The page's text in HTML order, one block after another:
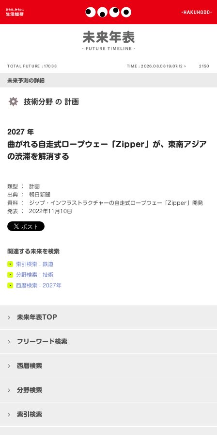
TOTAL FUTURE :17033 TIME :2026.08.08 19:07:12 > 2150
未来予測の詳細
技術分野 の 計画
2027 年
曲がれる自走式ロープウェー「Zipper」が、東南アジア
の渋滞を解消する
類型 ：
計画
出典 ：
朝日新聞
資料 ：
ジップ・インフラストラクチャーの自走式ロープウェー「Zipper」開発
発表 ：
2022年11月10日
関連する未来を検索
索引検索：鉄道
分野検索：技術
西暦検索：2027年
未来年表TOP
フリーワード検索
西暦検索
分野検索
索引検索